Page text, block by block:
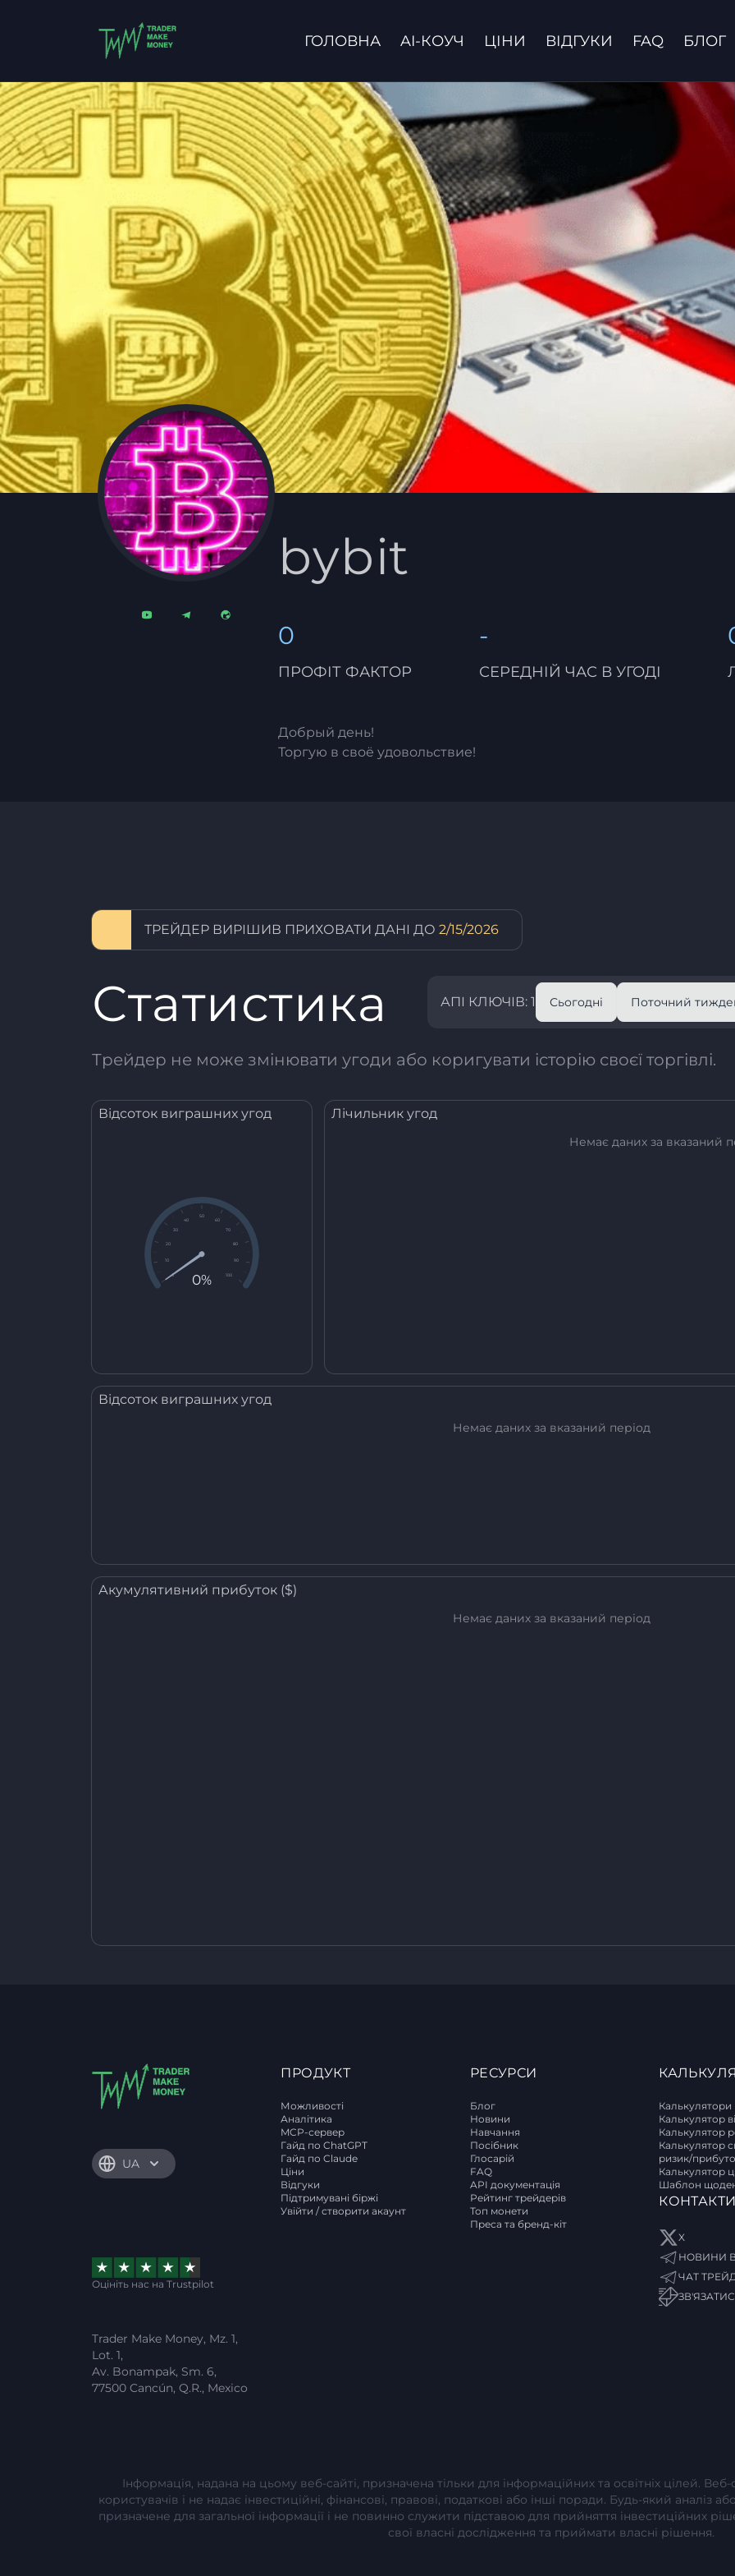
Зв'язатися з нами
ГОЛОВНА AI-КОУЧ ЦІНИ ВІДГУКИ FAQ БЛОГ
bybit
0
ПРОФІТ ФАКТОР
-
СЕРЕДНІЙ ЧАС В УГОДІ
Добрый день!
Торгую в своё удовольствие!
ТРЕЙДЕР ВИРІШИВ ПРИХОВАТИ ДАНІ ДО 2/15/2026
Статистика АПІ КЛЮЧІВ: 1 Сьогодні Поточний
Трейдер не може змінювати угоди або коригувати історію своєї торгівлі.
Відсоток виграшних угод
0
10
20
30
40
50
60
70
80
90
100
0%
Лічильник угод
Немає даних за вказаний
Відсоток виграшних угод
Немає даних за вказаний період
Акумулятивний прибуток ($)
Немає даних за вказаний період
UA
Оцініть нас на Trustpilot
Trader Make Money, Mz. 1,
Lot. 1,
Av. Bonampak, Sm. 6,
77500 Cancún, Q.R., Mexico
ПРОДУКТ
Можливості
Аналітика
MCP-сервер
Гайд по ChatGPT
Гайд по Claude
Ціни
Відгуки
Підтримувані біржі
Увійти / створити акаунт
РЕСУРСИ
Блог
Новини
Навчання
Посібник
Глосарій
FAQ
API документація
Рейтинг трейдерів
Топ монети
Преса та бренд-кіт
Калькулятори
Калькулятор
Калькулятор
Калькулятор
ризик/
Калькулятор
Шаблон
КОНТАКТИ
X
НОВИНИ В
ЧАТ
Інформація, надана на цьому веб-сайті, призначена тільки для інформаційних та освітніх цілей.
користувачів і не надає інвестиційні, фінансові, правові, податкові або інші поради. Будь-який аналіз
призначене для загальної інформації і не повинно служити підставою для прийняття інвестиційних
свої власні дослідження та приймати власні рішення.